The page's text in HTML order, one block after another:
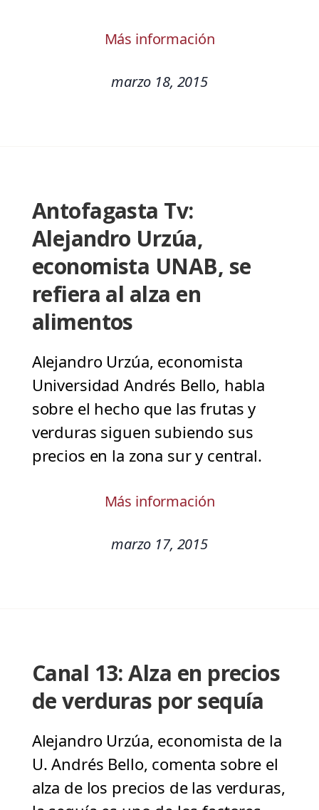
Más información
marzo 18, 2015
Antofagasta Tv:
Alejandro Urzúa,
economista UNAB, se
refiera al alza en
alimentos
Alejandro Urzúa, economista
Universidad Andrés Bello, habla
sobre el hecho que las frutas y
verduras siguen subiendo sus
precios en la zona sur y central.
Más información
marzo 17, 2015
Canal 13: Alza en precios
de verduras por sequía
Alejandro Urzúa, economista de la
U. Andrés Bello, comenta sobre el
alza de los precios de las verduras,